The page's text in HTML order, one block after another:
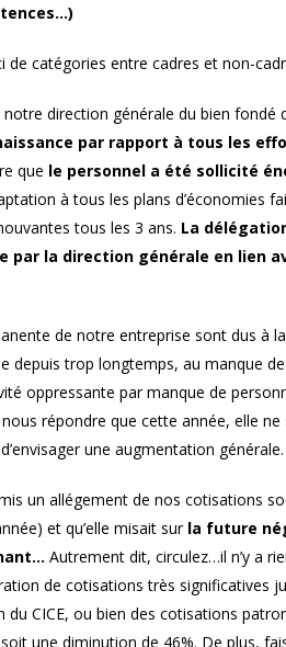
catégories entre cadres et non-
direction générale du bien fondé
par rapport à tous les
que le personnel a été sollicité
à tous les plans d’économies
tous les 3 ans. La
par la direction générale en lien
de notre entreprise sont dus à
depuis trop longtemps, au manque
oppressante par manque de
répondre que cette année, elle
une augmentation générale.
un allégement de nos cotisations
et qu’elle misait sur la future
Autrement dit, circulez…il n’y a
de cotisations très significatives
CICE, ou bien des cotisations
une diminution de 46%. De plus,